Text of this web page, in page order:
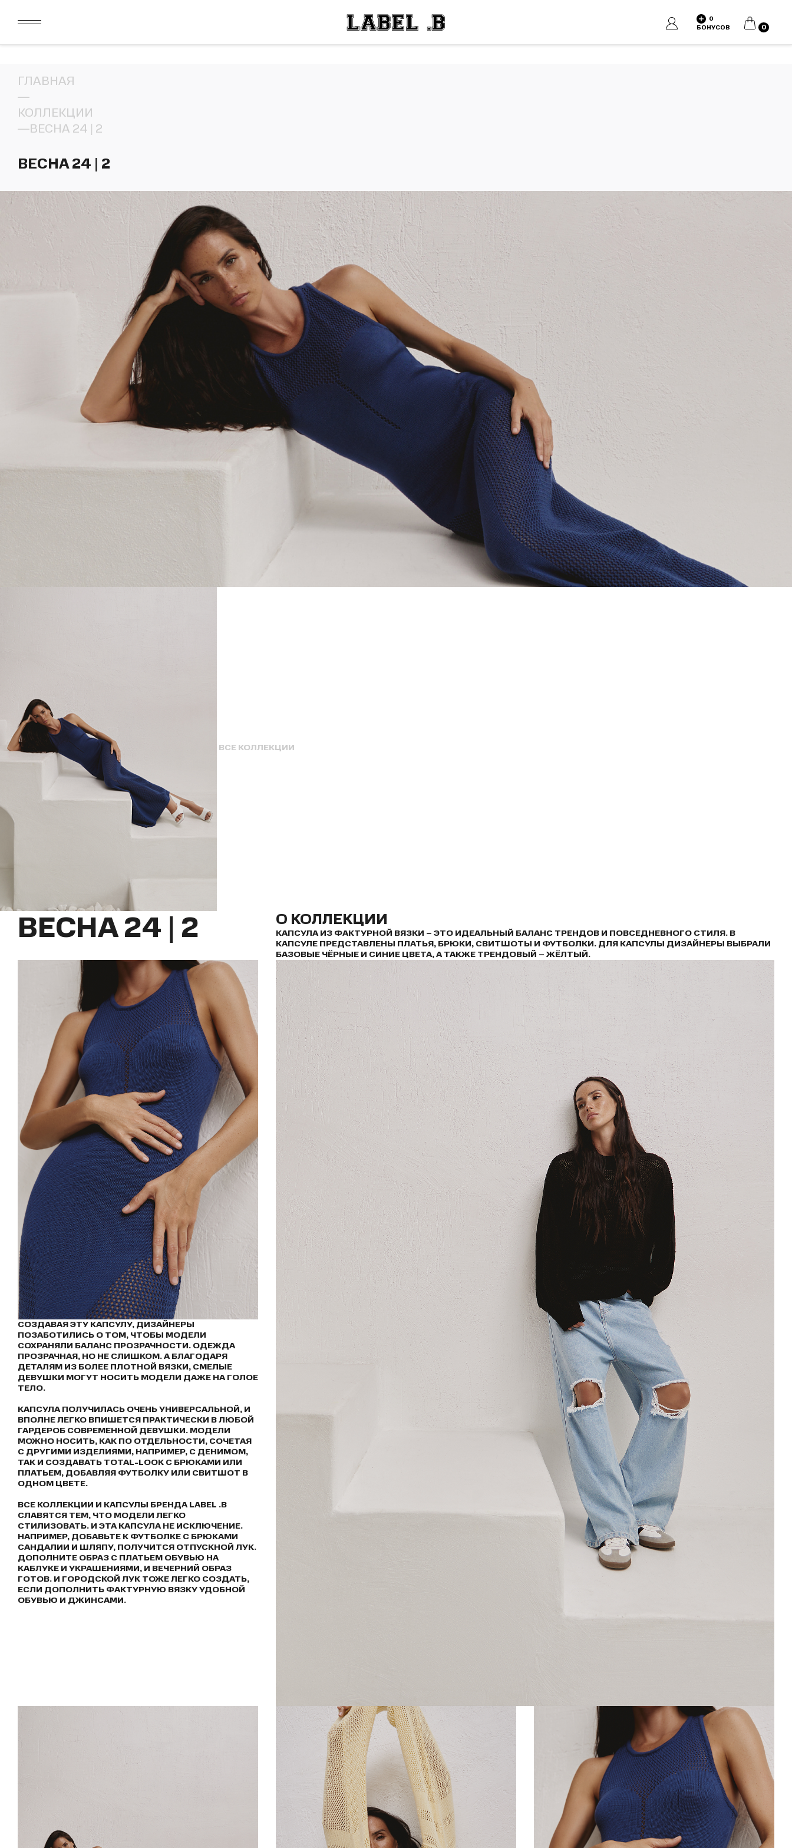
ДАРИМ 2000 БОНУСОВ ЗА СКАЧИВАНИЕ КАРТЫ ЛОЯЛЬНОСТИ
0
БОНУСОВ
КОРЗИНА
0
ВЕСНА 24 | 2
ГЛАВНАЯ
—
КОЛЛЕКЦИИ
—ВЕСНА 24 | 2
ВСЕ КОЛЛЕКЦИИ
ВЕСНА 24 | 2 О КОЛЛЕКЦИИ
КАПСУЛА ИЗ ФАКТУРНОЙ ВЯЗКИ – ЭТО ИДЕАЛЬНЫЙ БАЛАНС ТРЕНДОВ И ПОВСЕДНЕВНОГО СТИЛЯ. В
КАПСУЛЕ ПРЕДСТАВЛЕНЫ ПЛАТЬЯ, БРЮКИ, СВИТШОТЫ И ФУТБОЛКИ. ДЛЯ КАПСУЛЫ ДИЗАЙНЕРЫ ВЫБРАЛИ
БАЗОВЫЕ ЧЁРНЫЕ И СИНИЕ ЦВЕТА, А ТАКЖЕ ТРЕНДОВЫЙ – ЖЁЛТЫЙ.
СОЗДАВАЯ ЭТУ КАПСУЛУ, ДИЗАЙНЕРЫ
ПОЗАБОТИЛИСЬ О ТОМ, ЧТОБЫ МОДЕЛИ
СОХРАНЯЛИ БАЛАНС ПРОЗРАЧНОСТИ. ОДЕЖДА
ПРОЗРАЧНАЯ, НО НЕ СЛИШКОМ. А БЛАГОДАРЯ
ДЕТАЛЯМ ИЗ БОЛЕЕ ПЛОТНОЙ ВЯЗКИ, СМЕЛЫЕ
ДЕВУШКИ МОГУТ НОСИТЬ МОДЕЛИ ДАЖЕ НА ГОЛОЕ
ТЕЛО.
КАПСУЛА ПОЛУЧИЛАСЬ ОЧЕНЬ УНИВЕРСАЛЬНОЙ, И
ВПОЛНЕ ЛЕГКО ВПИШЕТСЯ ПРАКТИЧЕСКИ В ЛЮБОЙ
ГАРДЕРОБ СОВРЕМЕННОЙ ДЕВУШКИ. МОДЕЛИ
МОЖНО НОСИТЬ, КАК ПО ОТДЕЛЬНОСТИ, СОЧЕТАЯ
С ДРУГИМИ ИЗДЕЛИЯМИ, НАПРИМЕР, С ДЕНИМОМ,
ТАК И СОЗДАВАТЬ TOTAL-LOOK С БРЮКАМИ ИЛИ
ПЛАТЬЕМ, ДОБАВЛЯЯ ФУТБОЛКУ ИЛИ СВИТШОТ В
ОДНОМ ЦВЕТЕ.
ВСЕ КОЛЛЕКЦИИ И КАПСУЛЫ БРЕНДА LABEL .B
СЛАВЯТСЯ ТЕМ, ЧТО МОДЕЛИ ЛЕГКО
СТИЛИЗОВАТЬ. И ЭТА КАПСУЛА НЕ ИСКЛЮЧЕНИЕ.
НАПРИМЕР, ДОБАВЬТЕ К ФУТБОЛКЕ С БРЮКАМИ
САНДАЛИИ И ШЛЯПУ, ПОЛУЧИТСЯ ОТПУСКНОЙ ЛУК.
ДОПОЛНИТЕ ОБРАЗ С ПЛАТЬЕМ ОБУВЬЮ НА
КАБЛУКЕ И УКРАШЕНИЯМИ, И ВЕЧЕРНИЙ ОБРАЗ
ГОТОВ. И ГОРОДСКОЙ ЛУК ТОЖЕ ЛЕГКО СОЗДАТЬ,
ЕСЛИ ДОПОЛНИТЬ ФАКТУРНУЮ ВЯЗКУ УДОБНОЙ
ОБУВЬЮ И ДЖИНСАМИ.